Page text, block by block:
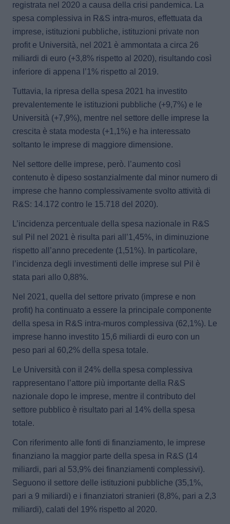
registrata nel 2020 a causa della crisi pandemica. La
spesa complessiva in R&S intra-muros, effettuata da
imprese, istituzioni pubbliche, istituzioni private non
profit e Università, nel 2021 è ammontata a circa 26
miliardi di euro (+3,8% rispetto al 2020), risultando così
inferiore di appena l’1% rispetto al 2019.
Tuttavia, la ripresa della spesa 2021 ha investito
prevalentemente le istituzioni pubbliche (+9,7%) e le
Università (+7,9%), mentre nel settore delle imprese la
crescita è stata modesta (+1,1%) e ha interessato
soltanto le imprese di maggiore dimensione.
Nel settore delle imprese, però. l’aumento così
contenuto è dipeso sostanzialmente dal minor numero di
imprese che hanno complessivamente svolto attività di
R&S: 14.172 contro le 15.718 del 2020).
L’incidenza percentuale della spesa nazionale in R&S
sul Pil nel 2021 è risulta pari all’1,45%, in diminuzione
rispetto all’anno precedente (1,51%). In particolare,
l’incidenza degli investimenti delle imprese sul Pil è
stata pari allo 0,88%.
Nel 2021, quella del settore privato (imprese e non
profit) ha continuato a essere la principale componente
della spesa in R&S intra-muros complessiva (62,1%). Le
imprese hanno investito 15,6 miliardi di euro con un
peso pari al 60,2% della spesa totale.
Le Università con il 24% della spesa complessiva
rappresentano l’attore più importante della R&S
nazionale dopo le imprese, mentre il contributo del
settore pubblico è risultato pari al 14% della spesa
totale.
Con riferimento alle fonti di finanziamento, le imprese
finanziano la maggior parte della spesa in R&S (14
miliardi, pari al 53,9% dei finanziamenti complessivi).
Seguono il settore delle istituzioni pubbliche (35,1%,
pari a 9 miliardi) e i finanziatori stranieri (8,8%, pari a 2,3
miliardi), calati del 19% rispetto al 2020.